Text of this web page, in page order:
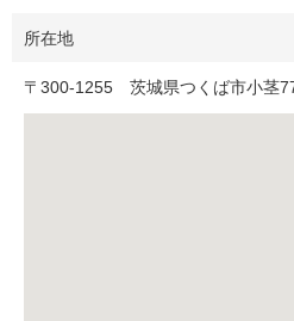
所在地
〒 300-1255 茨城県つくば市小茎